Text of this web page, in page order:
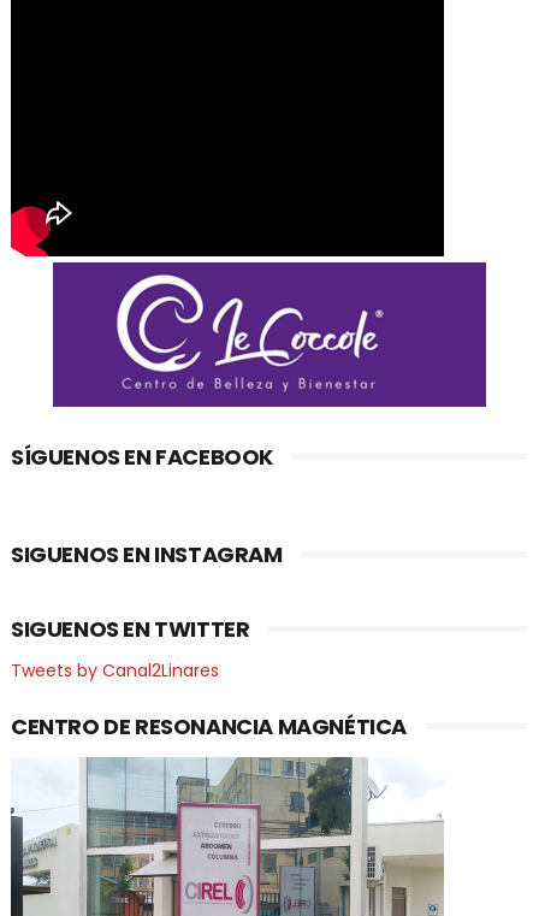
SÍGUENOS EN FACEBOOK
SIGUENOS EN INSTAGRAM
SIGUENOS EN TWITTER
Tweets by Canal2Linares
CENTRO DE RESONANCIA MAGNÉTICA